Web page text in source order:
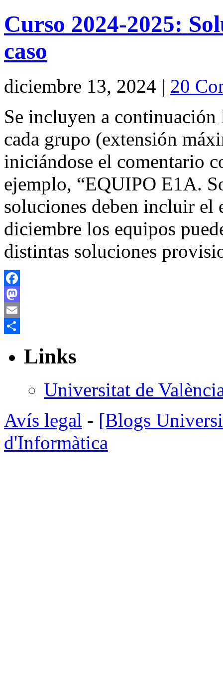
Curso 2024-2025:
caso
diciembre 13, 2024 | 20
Se incluyen a
cada grupo (extensión
iniciándose el comentario
ejemplo, “EQUIPO E1A.
soluciones deben incluir el
diciembre los equipos
distintas soluciones
Facebook
Mastodon
Email
Links
Universitat de
Avís legal - [Blogs
d'Informàtica